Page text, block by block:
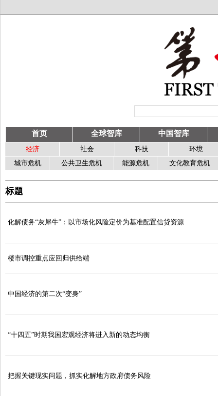
首页 全球智库 中国智库
经济 社会 科技
环境
城市危机
公共卫生危机 能源危机 文化教育危机
标题
化解债务“灰犀牛”：以市场化风险定价为基准配置信贷资源
楼市调控重点应回归供给端
中国经济的第二次“变身”
“十四五”时期我国宏观经济将进入新的动态均衡
把握关键现实问题，抓实化解地方政府债务风险